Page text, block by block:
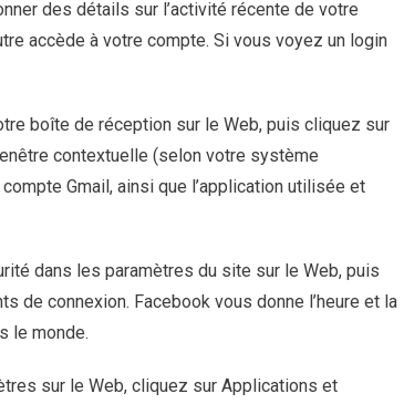
des détails sur l’activité récente de votre
accède à votre compte. Si vous voyez un login
boîte de réception sur le Web, puis cliquez sur
contextuelle (selon votre système
Gmail, ainsi que l’application utilisée et
dans les paramètres du site sur le Web, puis
de connexion. Facebook vous donne l’heure et la
le monde.
sur le Web, cliquez sur Applications et